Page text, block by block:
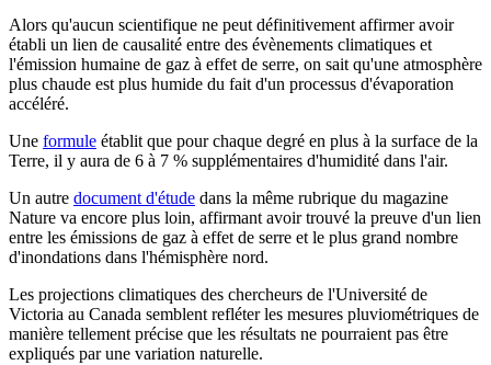
Alors qu'aucun scientifique ne peut définitivement affirmer avoir
établi un lien de causalité entre des évènements climatiques et
l'émission humaine de gaz à effet de serre, on sait qu'une atmosphère
plus chaude est plus humide du fait d'un processus d'évaporation
accéléré.
Une formule établit que pour chaque degré en plus à la surface de la
Terre, il y aura de 6 à 7 % supplémentaires d'humidité dans l'air.
Un autre document d'étude dans la même rubrique du magazine
Nature va encore plus loin, affirmant avoir trouvé la preuve d'un lien
entre les émissions de gaz à effet de serre et le plus grand nombre
d'inondations dans l'hémisphère nord.
Les projections climatiques des chercheurs de l'Université de
Victoria au Canada semblent refléter les mesures pluviométriques de
manière tellement précise que les résultats ne pourraient pas être
expliqués par une variation naturelle.